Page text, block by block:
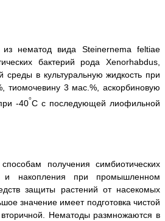
из нематод вида Steinernema feltiae
бактерий рода Xenorhabdus,
в культуральную жидкость при
тиомочевину 3 мас.%, аскорбиновую
-40°С с последующей лиофильной
получения симбиотических
и накопления при промышленном
защиты растений от насекомых
значение имеет подготовка чистой
Нематоды размножаются в